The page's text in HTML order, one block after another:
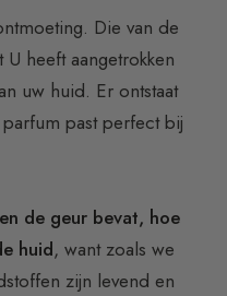
Die van de
heeft aangetrokken
uw huid. Er ontstaat
past perfect bij
de geur bevat, hoe
huid, want zoals we
zijn levend en